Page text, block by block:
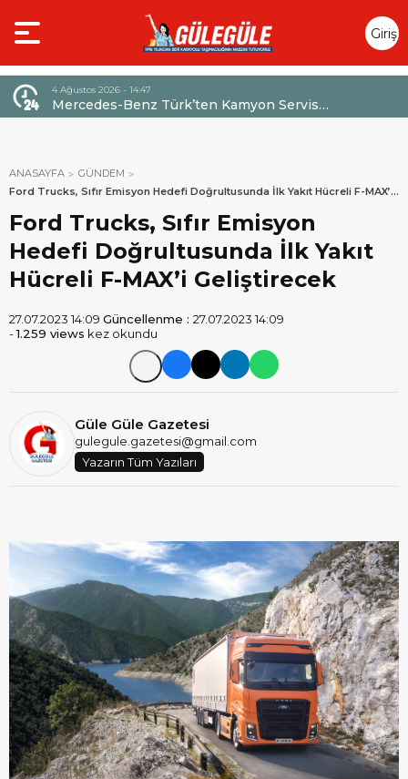
Giriş
Yap
4 Ağustos 2026 - 14:47
Mercedes-Benz Türk’ten Kamyon Servis
Sözleşmelerinde 36 Aya Varan Taksit İmkânı
ANASAYFA
GÜNDEM
Ford Trucks, Sıfır Emisyon Hedefi Doğrultusunda İlk Yakıt Hücreli F-MAX’i
Geliştirecek
Ford Trucks, Sıfır Emisyon
Hedefi Doğrultusunda İlk Yakıt
Hücreli F-MAX’i Geliştirecek
27.07.2023 14:09 Güncellenme : 27.07.2023 14:09
-1.259 views kez okundu
Güle Güle Gazetesi
gulegule.gazetesi@gmail.com
Yazarın Tüm Yazıları